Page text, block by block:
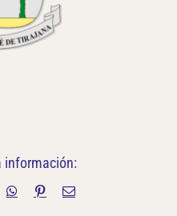
información:
WhatsApp
PinterestCorreo